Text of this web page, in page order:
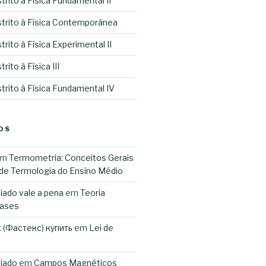
à Física Contemporânea
à Física Experimental II
à Física III
à Física Fundamental IV
Termometria: Conceitos Gerais
Termologia do Ensino Médio
vale a pena em Teoria
купить em Lei de
em Campos Magnéticos